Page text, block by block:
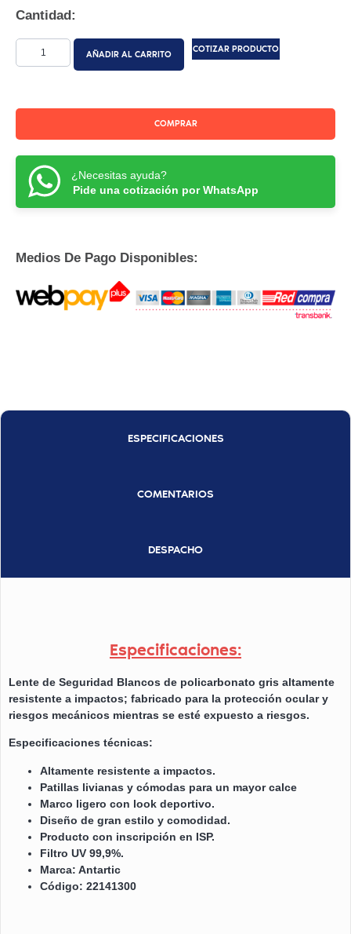
Cantidad:
AÑADIR AL CARRITO COTIZAR PRODUCTO
COMPRAR
¿Necesitas ayuda?
Pide una cotización por WhatsApp
Medios De Pago Disponibles:
ESPECIFICACIONES
COMENTARIOS
DESPACHO
Especificaciones:
Lente de Seguridad Blancos de policarbonato gris altamente
resistente a impactos; fabricado para la protección ocular y
riesgos mecánicos mientras se esté expuesto a riesgos.
Especificaciones técnicas:
Altamente resistente a impactos.
Patillas livianas y cómodas para un mayor calce
Marco ligero con look deportivo.
Diseño de gran estilo y comodidad.
Producto con inscripción en ISP.
Filtro UV 99,9%.
Marca: Antartic
Código: 22141300